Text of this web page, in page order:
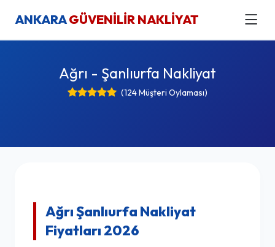
ANKARAGÜVENİLİR NAKLİYAT
Ağrı - Şanlıurfa Nakliyat
(124 Müşteri Oylaması)
Ağrı Şanlıurfa Nakliyat
Fiyatları 2026